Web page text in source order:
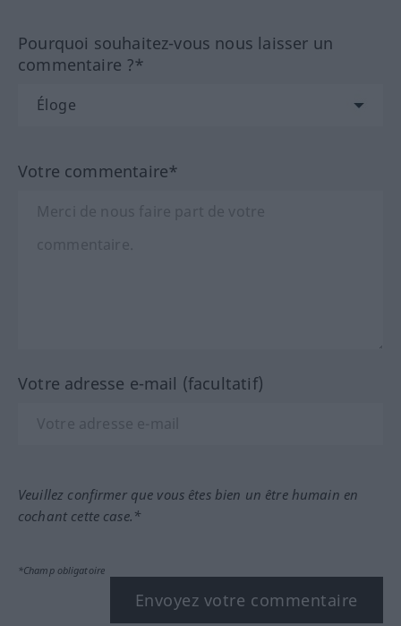
Pourquoi souhaitez-vous nous laisser un
commentaire ?*
Votre commentaire*
Votre adresse e-mail (facultatif)
Veuillez confirmer que vous êtes bien un être humain en
cochant cette case.*
*Champ obligatoire
Envoyez votre commentaire